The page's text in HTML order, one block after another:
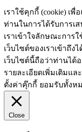
เราใช้คุกกี้ (cookie) เ
ท่านในการได้รับการเ
เราเข้าใจลักษณะการ
เว็บไซต์ของเราเข้าถึง
เว็บไซต์นี้ถือว่าท่านได้
รายละเอียดเพิ่มเติมแ
ตั้งค่าคุ๊กกี้ ยอมรับทั้งห
Close